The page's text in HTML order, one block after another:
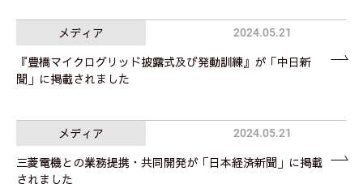
メディア
『豊橋マイクログリッド披露式及び発動訓練』が「中日新
聞」に掲載されました
2024.05.21
メディア
三菱電機との業務提携・共同開発が「日本経済新聞」に掲載
されました
2024.05.21